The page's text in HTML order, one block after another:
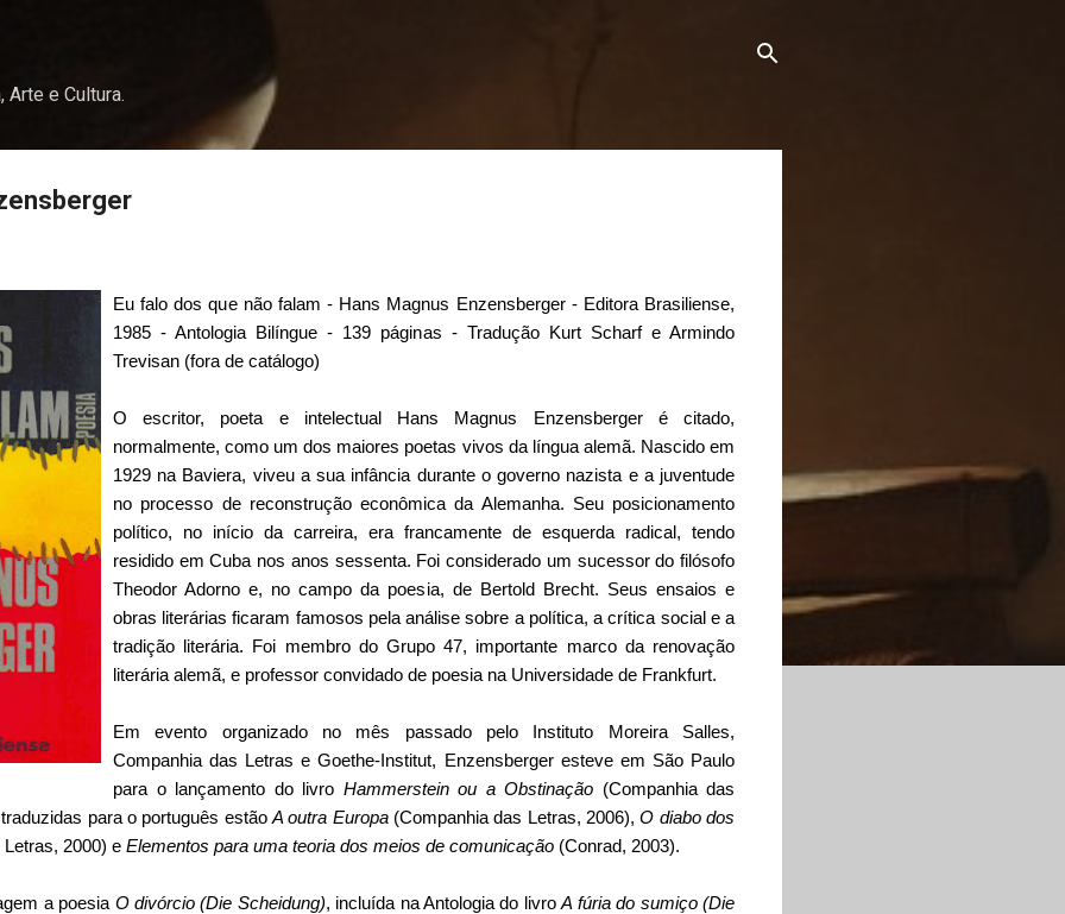
Arte e Cultura.
Eu falo dos que não falam - Hans Magnus Enzensberger - Editora Brasiliense,
1985 - Antologia Bilíngue - 139 páginas - Tradução Kurt Scharf e Armindo
Trevisan (fora de catálogo)
O escritor, poeta e intelectual Hans Magnus Enzensberger é citado,
normalmente, como um dos maiores poetas vivos da língua alemã. Nascido em
1929 na Baviera, viveu a sua infância durante o governo nazista e a juventude
no processo de reconstrução econômica da Alemanha. Seu posicionamento
político, no início da carreira, era francamente de esquerda radical, tendo
residido em Cuba nos anos sessenta. Foi considerado um sucessor do filósofo
Theodor Adorno e, no campo da poesia, de Bertold Brecht. Seus ensaios e
obras literárias ficaram famosos pela análise sobre a política, a crítica social e a
tradição literária. Foi membro do Grupo 47, importante marco da renovação
literária alemã, e professor convidado de poesia na Universidade de Frankfurt.
Em evento organizado no mês passado pelo Instituto Moreira Salles,
Companhia das Letras e Goethe-Institut, Enzensberger esteve em São Paulo
para o lançamento do livro Hammerstein ou a Obstinação (Companhia das
para o português estão A outra Europa(Companhia das Letras, 2006),O diabo dos
2000) e Elementos para uma teoria dos meios de comunicação (Conrad, 2003).
a poesia O divórcio (Die Scheidung), incluída na Antologia do livroA fúria do sumiço (Die